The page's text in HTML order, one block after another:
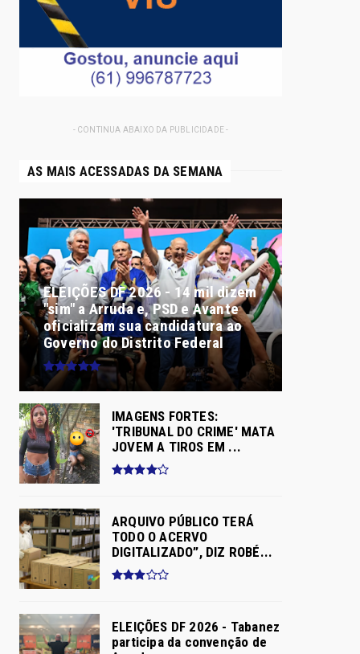
- CONTINUA ABAIXO DA PUBLICIDADE -
AS MAIS ACESSADAS DA SEMANA
ELEIÇÕES DF 2026 - 14 mil dizem
"sim" a Arruda e, PSD e Avante
oficializam sua candidatura ao
Governo do Distrito Federal
IMAGENS FORTES:
'TRIBUNAL DO CRIME' MATA
JOVEM A TIROS EM ...
ARQUIVO PÚBLICO TERÁ
TODO O ACERVO
DIGITALIZADO”, DIZ ROBÉ...
ELEIÇÕES DF 2026 - Tabanez
participa da convenção de